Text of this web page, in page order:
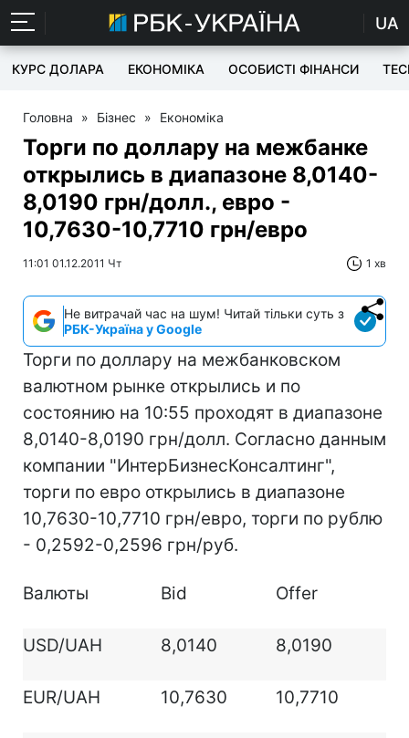
UA
КУРС ДОЛАРА ЕКОНОМІКА ОСОБИСТІ ФІНАНСИ
Головна » Бізнес » Економіка
Торги по доллару на межбанке
открылись в диапазоне 8,0140-
8,0190 грн/долл., евро -
10,7630-10,7710 грн/евро
11:01 01.12.2011 Чт 1 хв
Не витрачай час на шум! Читай тільки суть з
РБК-Україна у Google
Торги по доллару на межбанковском
валютном рынке открылись и по
состоянию на 10:55 проходят в диапазоне
8,0140-8,0190 грн/долл. Согласно данным
компании "ИнтерБизнесКонсалтинг",
торги по евро открылись в диапазоне
10,7630-10,7710 грн/евро, торги по рублю
- 0,2592-0,2596 грн/руб.
Валюты Bid Offer
USD/UAH 8,0140 8,0190
EUR/UAH 10,7630 10,7710